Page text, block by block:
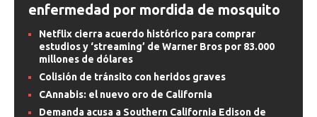
enfermedad por mordida de mosquito
Netflix cierra acuerdo histórico para comprar
estudios y ‘streaming’ de Warner Bros por 83.000
millones de dólares
Colisión de tránsito con heridos graves
CAnnabis: el nuevo oro de California
Demanda acusa a Southern California Edison de